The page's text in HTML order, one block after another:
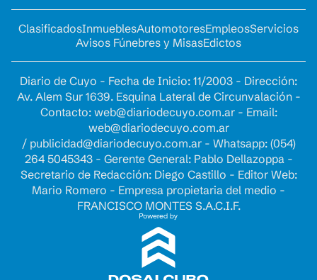
ClasificadosInmueblesAutomotoresEmpleosServicios
Avisos Fúnebres y MisasEdictos
Diario de Cuyo - Fecha de Inicio: 11/2003 - Dirección:
Av. Alem Sur 1639. Esquina Lateral de Circunvalación -
Contacto: web@diariodecuyo.com.ar- Email:
web@diariodecuyo.com.ar
/ publicidad@diariodecuyo.com.ar- Whatsapp: (054)
264 5045343 - Gerente General: Pablo Dellazoppa -
Secretario de Redacción: Diego Castillo - Editor Web:
Mario Romero - Empresa propietaria del medio -
FRANCISCO MONTES S.A.C.I.F.